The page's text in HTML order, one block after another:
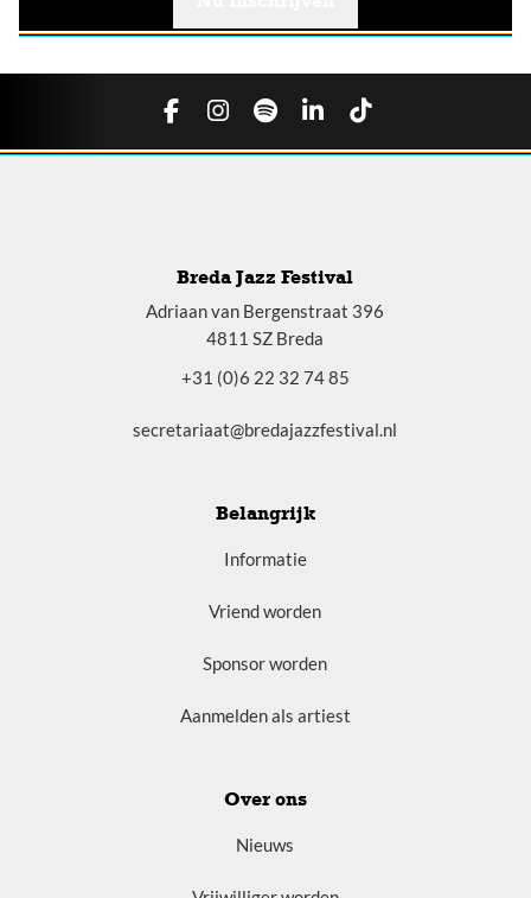
Breda Jazz Festival
Adriaan van Bergenstraat 396
4811 SZ Breda
+31 (0)6 22 32 74 85
secretariaat@bredajazzfestival.nl
Belangrijk
Informatie
Vriend worden
Sponsor worden
Aanmelden als artiest
Over ons
Nieuws